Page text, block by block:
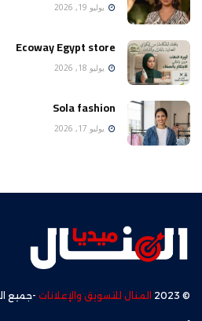
يوليو 19, 2026
Ecoway Egypt store
يوليو 18, 2026
Sola fashion
يوليو 17, 2026
© 2023 المنال للتسويق والإعلانات -جميع